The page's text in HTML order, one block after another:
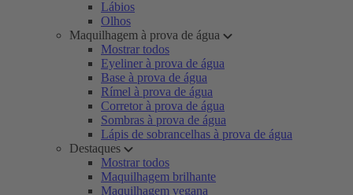
Lábios
Olhos
Maquilhagem à prova de água
Mostrar todos
Eyeliner à prova de água
Base à prova de água
Rímel à prova de água
Corretor à prova de água
Sombras à prova de água
Lápis de sobrancelhas à prova de água
Destaques
Mostrar todos
Maquilhagem brilhante
Maquilhagem vegana